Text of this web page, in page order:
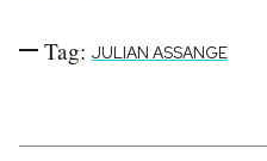
Tag: JULIAN ASSANGE